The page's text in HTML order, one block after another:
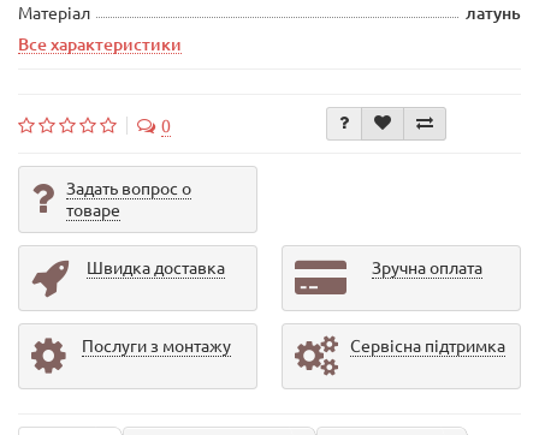
Матеріал
латунь
Все характеристики
0
Задать вопрос о
товаре
Швидка доставка Зручна оплата
Послуги з монтажу Сервісна підтримка